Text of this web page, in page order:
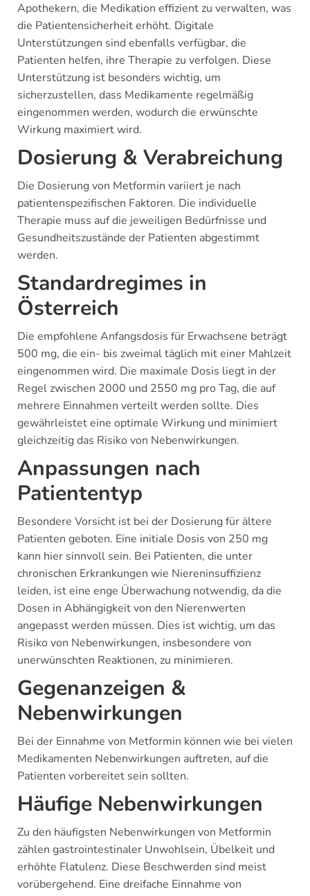
Apothekern, die Medikation effizient zu verwalten, was
die Patientensicherheit erhöht. Digitale
Unterstützungen sind ebenfalls verfügbar, die
Patienten helfen, ihre Therapie zu verfolgen. Diese
Unterstützung ist besonders wichtig, um
sicherzustellen, dass Medikamente regelmäßig
eingenommen werden, wodurch die erwünschte
Wirkung maximiert wird.
Dosierung & Verabreichung
Die Dosierung von Metformin variiert je nach
patientenspezifischen Faktoren. Die individuelle
Therapie muss auf die jeweiligen Bedürfnisse und
Gesundheitszustände der Patienten abgestimmt
werden.
Standardregimes in
Österreich
Die empfohlene Anfangsdosis für Erwachsene beträgt
500 mg, die ein- bis zweimal täglich mit einer Mahlzeit
eingenommen wird. Die maximale Dosis liegt in der
Regel zwischen 2000 und 2550 mg pro Tag, die auf
mehrere Einnahmen verteilt werden sollte. Dies
gewährleistet eine optimale Wirkung und minimiert
gleichzeitig das Risiko von Nebenwirkungen.
Anpassungen nach
Patiententyp
Besondere Vorsicht ist bei der Dosierung für ältere
Patienten geboten. Eine initiale Dosis von 250 mg
kann hier sinnvoll sein. Bei Patienten, die unter
chronischen Erkrankungen wie Niereninsuffizienz
leiden, ist eine enge Überwachung notwendig, da die
Dosen in Abhängigkeit von den Nierenwerten
angepasst werden müssen. Dies ist wichtig, um das
Risiko von Nebenwirkungen, insbesondere von
unerwünschten Reaktionen, zu minimieren.
Gegenanzeigen &
Nebenwirkungen
Bei der Einnahme von Metformin können wie bei vielen
Medikamenten Nebenwirkungen auftreten, auf die
Patienten vorbereitet sein sollten.
Häufige Nebenwirkungen
Zu den häufigsten Nebenwirkungen von Metformin
zählen gastrointestinaler Unwohlsein, Übelkeit und
erhöhte Flatulenz. Diese Beschwerden sind meist
vorübergehend. Eine dreifache Einnahme von